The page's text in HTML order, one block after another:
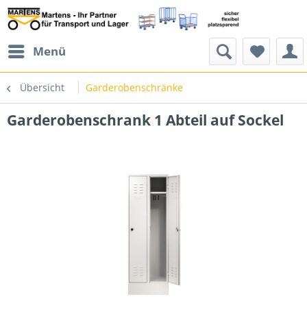
Menü
Übersicht Garderobenschränke
Garderobenschrank 1 Abteil auf Sockel